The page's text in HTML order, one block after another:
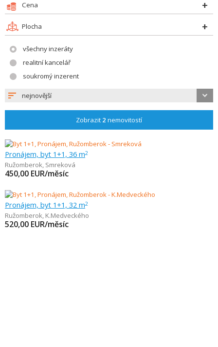
Cena
Plocha
všechny inzeráty
realitní kancelář
soukromý inzerent
nejnovější
Zobrazit 2 nemovitostí
Pronájem, byt 1+1, 36 m2
Ružomberok, Smreková
450,00 EUR/měsíc
Pronájem, byt 1+1, 32 m2
Ružomberok, K.Medveckého
520,00 EUR/měsíc